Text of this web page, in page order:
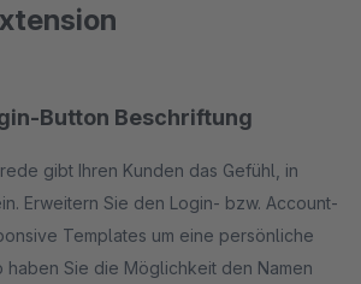
Button Beschriftung
gibt Ihren Kunden das Gefühl, in
Erweitern Sie den Login- bzw. Account-
Templates um eine persönliche
haben Sie die Möglichkeit den Namen